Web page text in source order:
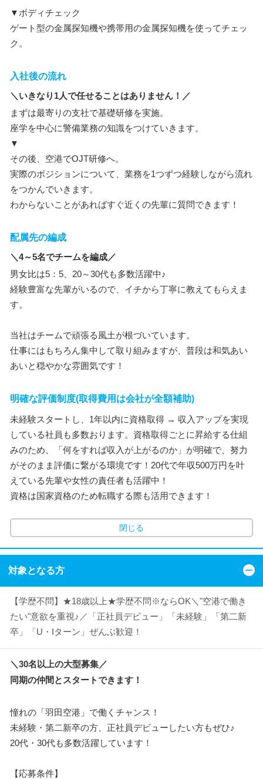
▼ボディチェック
ゲート型の金属探知機や携帯用の金属探知機を使ってチェッ
ク。
入社後の流れ
＼いきなり1人で任せることはありません！／
まずは最寄りの支社で基礎研修を実施。
座学を中心に警備業務の知識をつけていきます。
▼
その後、空港でOJT研修へ。
実際のポジションについて、業務を1つずつ経験しながら流れ
をつかんでいきます。
わからないことがあればすぐ近くの先輩に質問できます！
配属先の編成
＼4～5名でチームを編成／
男女比は5：5、20～30代も多数活躍中♪
経験豊富な先輩がいるので、イチから丁寧に教えてもらえま
す。
当社はチームで頑張る風土が根づいています。
仕事にはもちろん集中して取り組みますが、普段は和気あい
あいと穏やかな雰囲気です！
明確な評価制度(取得費用は会社が全額補助)
未経験スタートし、1年以内に資格取得 → 収入アップを実現
している社員も多数おります。資格取得ごとに昇給する仕組
みのため、「何をすれば収入が上がるのか」が明確で、努力
がそのまま評価に繋がる環境です！20代で年収500万円を叶
えている先輩や女性の責任者も活躍中！
資格は国家資格のため転職する際も活用できます！
閉じる
対象となる方
【学歴不問】★18歳以上★学歴不問※ならOK＼"空港で働き
たい"意欲を重視♪／「正社員デビュー」「未経験」「第二新
卒」「U・Iターン」ぜんぶ歓迎！
＼30名以上の大型募集／
同期の仲間とスタートできます！
憧れの「羽田空港」で働くチャンス！
未経験・第二新卒の方、正社員デビューしたい方もぜひ♪
20代・30代も多数活躍しています！
【応募条件】